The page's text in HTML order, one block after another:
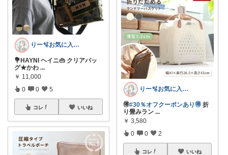
りー🫧お気に入りのある暮らし🧺
💐HAYNI ヘイニ👜 クリアバッ
グ★かわ ...
￥ 11,000
0 0 5
コレ いいね
りー🫧お気に入りのある暮らし🧺
🉐#30％オフクーポンあり🉐 折
り畳みラン ...
￥ 3,580
0 0 2
コレ いいね